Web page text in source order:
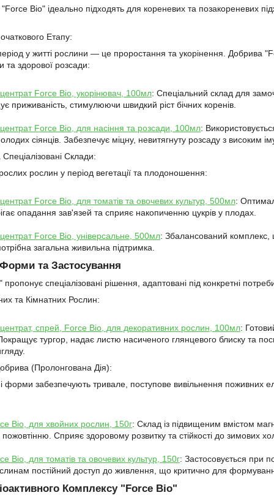
"Force Bio" ідеально підходять для кореневих та позакореневих
Етапу:
у житті рослини — це проростання та укорінення. Добрива
та здорової розсади:
Force Bio, укорінювач, 100мл: Спеціальний склад для
приживаність, стимулюючи швидкий ріст бічних коренів.
Force Bio, для насіння та розсади, 100мл:
сіянців. Забезпечує міцну, невитягнуту розсаду з високим
Спеціалізовані Склади:
рослин у період вегетації та плодоношення:
Force Bio, для томатів та овочевих культур, 500мл:
опадання зав'язей та сприяє накопиченню цукрів у плодах.
Force Bio, універсальне, 500мл: Збалансований комплекс,
загальна живильна підтримка.
Форми та Застосування
пропонує спеціалізовані рішення, адаптовані під конкретні
та Кімнатних Рослин:
спрей, Force Bio, для декоративних рослин, 100мл:
тургор, надає листю насиченого глянцевого блиску та
(Пролонгована Дія):
форми забезпечують тривале, поступове вивільнення поживних
Bio, для хвойних рослин, 150г: Склад із підвищеним вмістом
пожовтінню. Сприяє здоровому розвитку та стійкості до зимових
Bio, для томатів та овочевих культур, 150г: Застосовується при
постійний доступ до живлення, що критично для
Комплексу "Force Bio"